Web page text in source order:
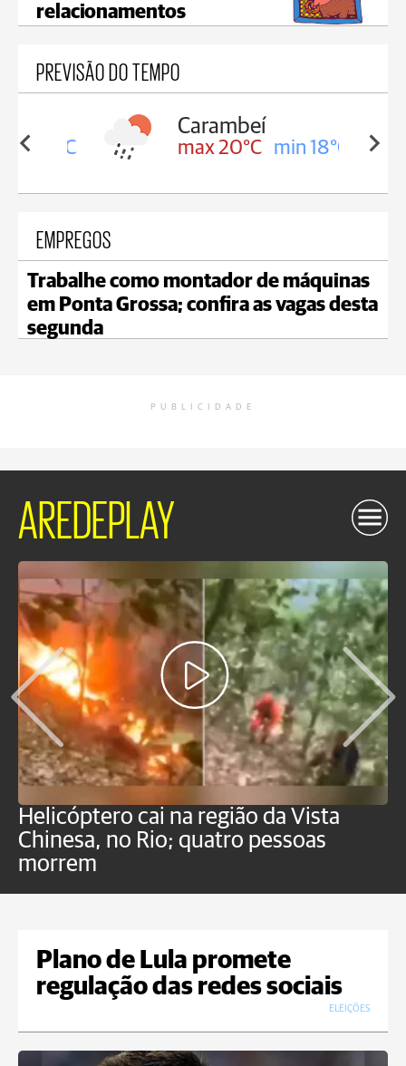
relacionamentos
PREVISÃO DO TEMPO
18°C
Carambeí
max 20°C min 18°C
EMPREGOS
Trabalhe como montador de máquinas
em Ponta Grossa; confira as vagas desta
segunda
PUBLICIDADE
AREDEPLAY
Helicóptero cai na região da Vista
Chinesa, no Rio; quatro pessoas
morrem
Plano de Lula promete
regulação das redes sociais
ELEIÇÕES